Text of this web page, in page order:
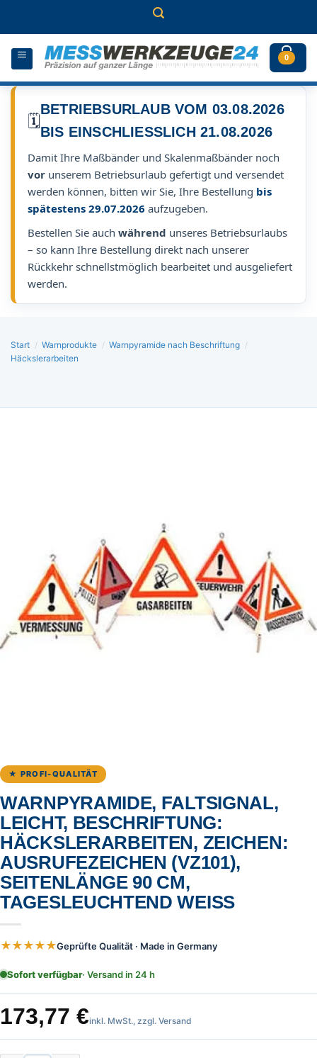
0
🗓️
BETRIEBSURLAUB VOM 03.08.2026
BIS EINSCHLIESSLICH 21.08.2026
Damit Ihre Maßbänder und Skalenmaßbänder noch
vor unserem Betriebsurlaub gefertigt und versendet
werden können, bitten wir Sie, Ihre Bestellung bis
spätestens 29.07.2026 aufzugeben.
Bestellen Sie auch während unseres Betriebsurlaubs
– so kann Ihre Bestellung direkt nach unserer
Rückkehr schnellstmöglich bearbeitet und ausgeliefert
werden.
Start / Warnprodukte / Warnpyramide nach Beschriftung /
Häckslerarbeiten
★ PROFI-QUALITÄT
WARNPYRAMIDE, FALTSIGNAL,
LEICHT, BESCHRIFTUNG:
HÄCKSLERARBEITEN, ZEICHEN:
AUSRUFEZEICHEN (VZ101),
SEITENLÄNGE 90 CM,
TAGESLEUCHTEND WEISS
★★★★★Geprüfte Qualität · Made in Germany
Sofort verfügbar· Versand in 24 h
173,77 €inkl. MwSt., zzgl. Versand